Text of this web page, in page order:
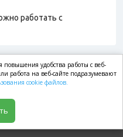
работать с
повышения удобства работы с веб-
работа на веб-сайте подразумевают
cookie файлов.